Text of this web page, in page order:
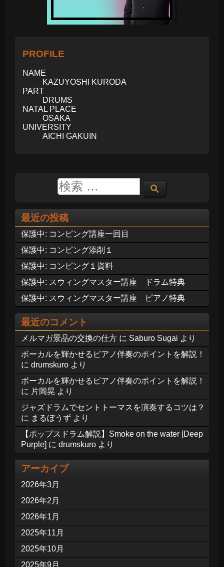
PROFILE
NAME
KAZUYOSHI KURODA
PART
DRUMS
NATAL PLACE
OSAKA
UNIVERSITY
AICHI GAKUIN
最近の投稿
保護中: コンピング講座一回目
保護中: コンピング添削１
保護中: コンピング１資料
保護中: スウィングマスター講座 ドラム特典
保護中: スウィングマスター講座 ピアノ特典
最近のコメント
メルマガ景品の交換の仕方 に Saburo Sugai より
ボーカルを輝かせるピアノ伴奏のポイントを解説！
に drumskuro より
ボーカルを輝かせるピアノ伴奏のポイントを解説！
に 片岡晃 より
ジャズドラムでセントトーマスを演奏するコツは？
に まるぼうず より
【ポップスドラム解説】Smoke on the water [Deep
Purple] に drumskuro より
アーカイブ
2026年3月
2026年2月
2026年1月
2025年11月
2025年10月
2025年9月